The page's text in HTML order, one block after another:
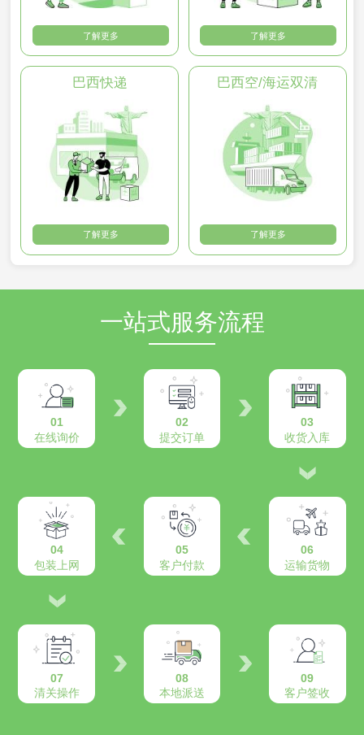
了解更多 了解更多
巴西快递
了解更多
巴西空/海运双清
了解更多
一站式服务流程
01
在线询价
02
提交订单
03
收货入库
04
包装上网
05
客户付款
06
运输货物
07
清关操作
08
本地派送
09
客户签收